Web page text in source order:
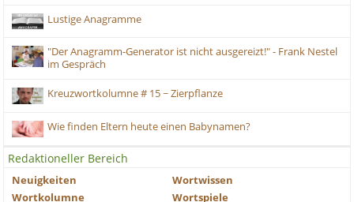
Lustige Anagramme
"Der Anagramm-Generator ist nicht ausgereizt!" - Frank Nestel
im Gespräch
Kreuzwortkolumne # 15 ~ Zierpflanze
Wie finden Eltern heute einen Babynamen?
Redaktioneller Bereich
Neuigkeiten
Wortwissen
Wortkolumne
Wortspiele